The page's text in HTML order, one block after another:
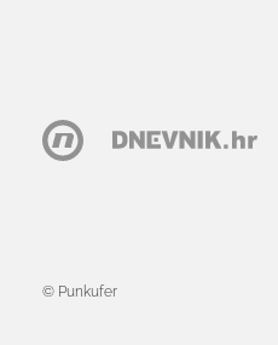
© Punkufer